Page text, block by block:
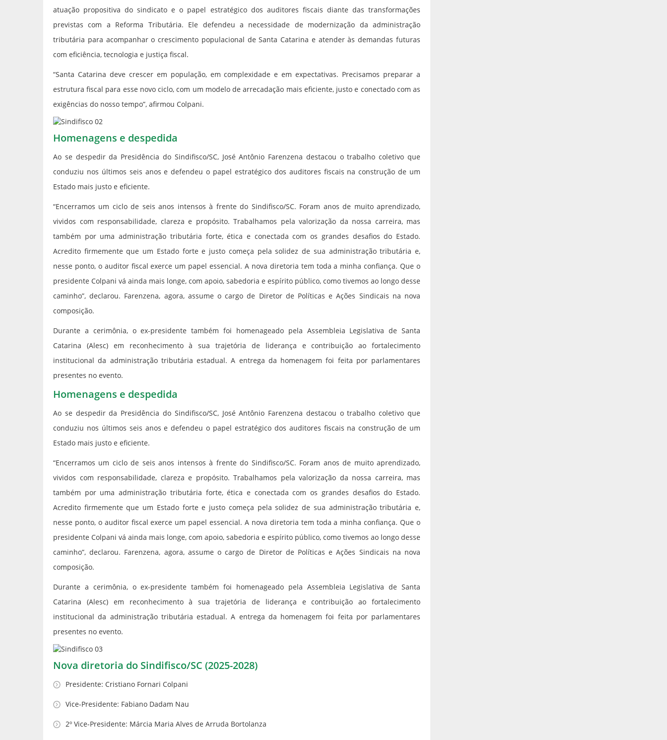
atuação propositiva do sindicato e o papel estratégico dos auditores fiscais diante das transformações
previstas com a Reforma Tributária. Ele defendeu a necessidade de modernização da administração
tributária para acompanhar o crescimento populacional de Santa Catarina e atender às demandas futuras
com eficiência, tecnologia e justiça fiscal.
“Santa Catarina deve crescer em população, em complexidade e em expectativas. Precisamos preparar a
estrutura fiscal para esse novo ciclo, com um modelo de arrecadação mais eficiente, justo e conectado com as
exigências do nosso tempo”, afirmou Colpani.
Homenagens e despedida
Ao se despedir da Presidência do Sindifisco/SC, José Antônio Farenzena destacou o trabalho coletivo que
conduziu nos últimos seis anos e defendeu o papel estratégico dos auditores fiscais na construção de um
Estado mais justo e eficiente.
“Encerramos um ciclo de seis anos intensos à frente do Sindifisco/SC. Foram anos de muito aprendizado,
vividos com responsabilidade, clareza e propósito. Trabalhamos pela valorização da nossa carreira, mas
também por uma administração tributária forte, ética e conectada com os grandes desafios do Estado.
Acredito firmemente que um Estado forte e justo começa pela solidez de sua administração tributária e,
nesse ponto, o auditor fiscal exerce um papel essencial. A nova diretoria tem toda a minha confiança. Que o
presidente Colpani vá ainda mais longe, com apoio, sabedoria e espírito público, como tivemos ao longo desse
caminho”, declarou. Farenzena, agora, assume o cargo de Diretor de Políticas e Ações Sindicais na nova
composição.
Durante a cerimônia, o ex-presidente também foi homenageado pela Assembleia Legislativa de Santa
Catarina (Alesc) em reconhecimento à sua trajetória de liderança e contribuição ao fortalecimento
institucional da administração tributária estadual. A entrega da homenagem foi feita por parlamentares
presentes no evento.
Homenagens e despedida
Ao se despedir da Presidência do Sindifisco/SC, José Antônio Farenzena destacou o trabalho coletivo que
conduziu nos últimos seis anos e defendeu o papel estratégico dos auditores fiscais na construção de um
Estado mais justo e eficiente.
“Encerramos um ciclo de seis anos intensos à frente do Sindifisco/SC. Foram anos de muito aprendizado,
vividos com responsabilidade, clareza e propósito. Trabalhamos pela valorização da nossa carreira, mas
também por uma administração tributária forte, ética e conectada com os grandes desafios do Estado.
Acredito firmemente que um Estado forte e justo começa pela solidez de sua administração tributária e,
nesse ponto, o auditor fiscal exerce um papel essencial. A nova diretoria tem toda a minha confiança. Que o
presidente Colpani vá ainda mais longe, com apoio, sabedoria e espírito público, como tivemos ao longo desse
caminho”, declarou. Farenzena, agora, assume o cargo de Diretor de Políticas e Ações Sindicais na nova
composição.
Durante a cerimônia, o ex-presidente também foi homenageado pela Assembleia Legislativa de Santa
Catarina (Alesc) em reconhecimento à sua trajetória de liderança e contribuição ao fortalecimento
institucional da administração tributária estadual. A entrega da homenagem foi feita por parlamentares
presentes no evento.
Nova diretoria do Sindifisco/SC (2025-2028)
Presidente: Cristiano Fornari Colpani
Vice-Presidente: Fabiano Dadam Nau
2º Vice-Presidente: Márcia Maria Alves de Arruda Bortolanza